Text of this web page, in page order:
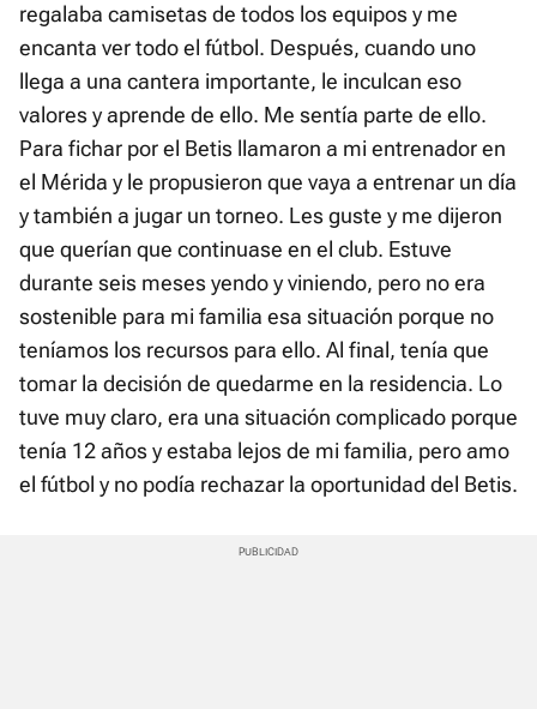
regalaba camisetas de todos los equipos y me
encanta ver todo el fútbol. Después, cuando uno
llega a una cantera importante, le inculcan eso
valores y aprende de ello. Me sentía parte de ello.
Para fichar por el Betis llamaron a mi entrenador en
el Mérida y le propusieron que vaya a entrenar un día
y también a jugar un torneo. Les guste y me dijeron
que querían que continuase en el club. Estuve
durante seis meses yendo y viniendo, pero no era
sostenible para mi familia esa situación porque no
teníamos los recursos para ello. Al final, tenía que
tomar la decisión de quedarme en la residencia. Lo
tuve muy claro, era una situación complicado porque
tenía 12 años y estaba lejos de mi familia, pero amo
el fútbol y no podía rechazar la oportunidad del Betis.